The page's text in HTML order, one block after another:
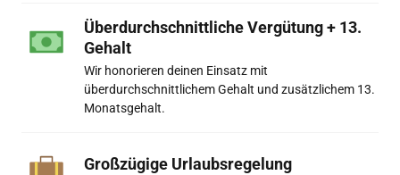
Überdurchschnittliche Vergütung + 13.
Gehalt
Wir honorieren deinen Einsatz mit
überdurchschnittlichem Gehalt und zusätzlichem 13.
Monatsgehalt.
Großzügige Urlaubsregelung